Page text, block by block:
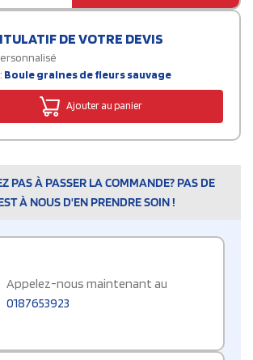
DE VOTRE DEVIS
Boule graines de fleurs sauvage
Ajouter au panier
PAS À PASSER LA COMMANDE? PAS DE
À NOUS D'EN PRENDRE SOIN !
Appelez-nous maintenant au
0187653923